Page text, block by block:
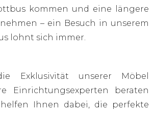
kommen und eine längere
– ein Besuch in unserem
lohnt sich immer.
Exklusivität unserer Möbel
Einrichtungsexperten beraten
Ihnen dabei, die perfekte